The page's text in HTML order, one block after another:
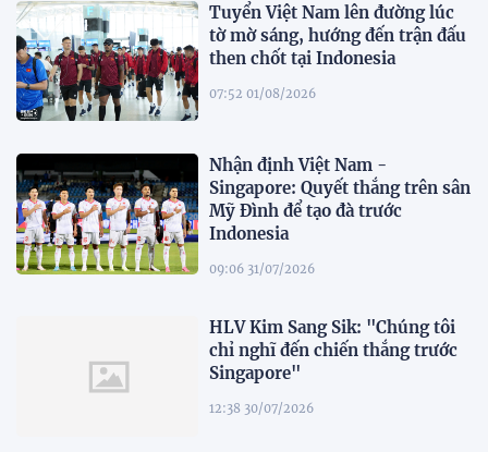
Tuyển Việt Nam lên đường lúc
tờ mờ sáng, hướng đến trận đấu
then chốt tại Indonesia
07:52 01/08/2026
Nhận định Việt Nam -
Singapore: Quyết thắng trên sân
Mỹ Đình để tạo đà trước
Indonesia
09:06 31/07/2026
HLV Kim Sang Sik: "Chúng tôi
chỉ nghĩ đến chiến thắng trước
Singapore"
12:38 30/07/2026